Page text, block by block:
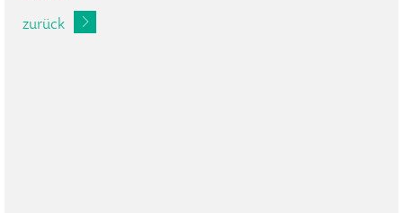
zurück